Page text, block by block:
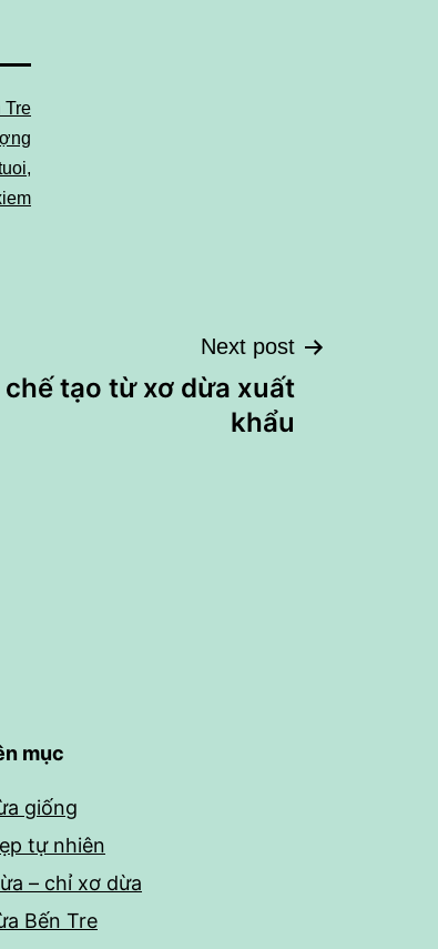
Tre
,
Next post
tạo từ xơ dừa xuất
khẩu
mục
giống
tự nhiên
– chỉ xơ dừa
Bến Tre